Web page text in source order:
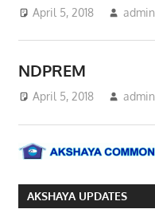
April 5, 2018 admin
NDPREM
April 5, 2018 admin
AKSHAYA UPDATES